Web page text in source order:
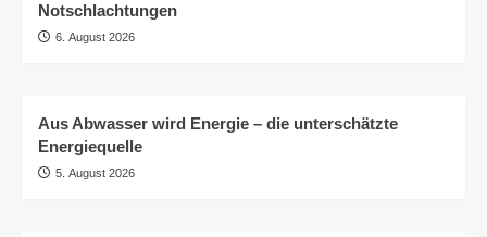
Notschlachtungen
6. August 2026
Aus Abwasser wird Energie – die unterschätzte
Energiequelle
5. August 2026